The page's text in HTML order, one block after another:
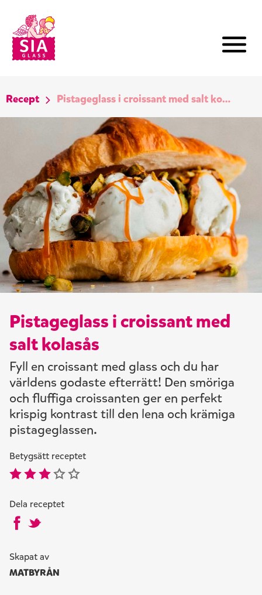
Pistageglass i croissant med
salt kolasås
Fyll en croissant med glass och du har
världens godaste efterrätt! Den smöriga
och fluffiga croissanten ger en perfekt
krispig kontrast till den lena och krämiga
pistageglassen.
Betygsätt receptet
Dela receptet
Skapat av
MATBYRÅN
Recept Pistageglass i croissant med salt kolasås